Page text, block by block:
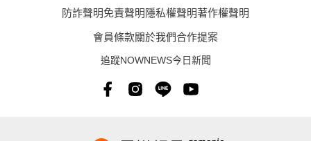
防詐聲明免責聲明隱私權聲明著作權聲明
會員條款關於我們合作提案
追蹤NOWNEWS今日新聞